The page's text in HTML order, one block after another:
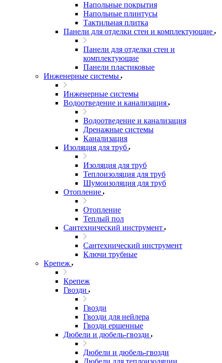
Напольные покрытия
Напольные плинтусы
Тактильная плитка
Панели для отделки стен и комплектующие
Панели для отделки стен и
комплектующие
Панели пластиковые
Инженерные системы
Инженерные системы
Водоотведение и канализация
Водоотведение и канализация
Дренажные системы
Канализация
Изоляция для труб
Изоляция для труб
Теплоизоляция для труб
Шумоизоляция для труб
Отопление
Отопление
Теплый пол
Сантехнический инструмент
Сантехнический инструмент
Ключи трубные
Крепеж
Крепеж
Гвозди
Гвозди
Гвозди для нейлера
Гвозди ершенные
Дюбели и дюбель-гвозди
Дюбели и дюбель-гвозди
Дюбели для теплоизоляции